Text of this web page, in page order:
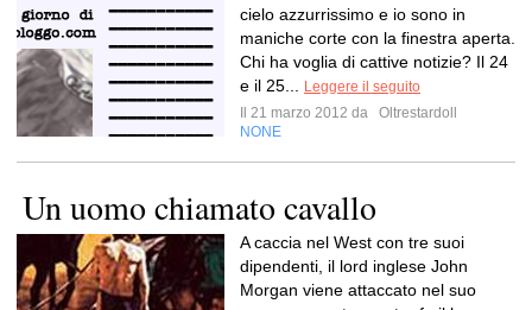
cielo azzurrissimo e io sono in
maniche corte con la finestra aperta.
Chi ha voglia di cattive notizie? Il 24
e il 25...
Leggere il seguito
Il 21 marzo 2012 da
Oltrestardoll
NONE
Un uomo chiamato cavallo
A caccia nel West con tre suoi
dipendenti, il lord inglese John
Morgan viene attaccato nel suo